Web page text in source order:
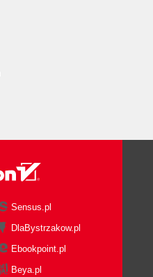
Sensus.pl
DlaBystrzakow.pl
Ebookpoint.pl
Beya.pl